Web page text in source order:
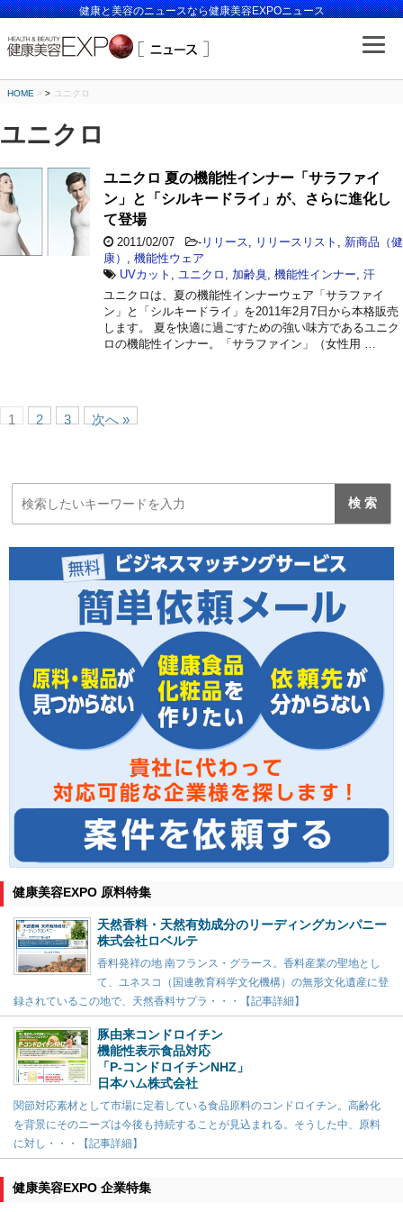
健康と美容のニュースなら健康美容EXPOニュース
HOME > ユニクロ
ユニクロ
ユニクロ 夏の機能性インナー「サラファイ
ン」と「シルキードライ」が、さらに進化し
て登場
2011/02/07 - リリース リリースリスト
新商品（健
康）
機能性ウェア
UVカット
ユニクロ 加齢臭 機能性インナー 汗
ユニクロは、夏の機能性インナーウェア「サラファイ
ン」と「シルキードライ」を2011年2月7日から本格販売
します。 夏を快適に過ごすための強い味方であるユニク
ロの機能性インナー。「サラファイン」（女性用 …
1 2 3 次へ »
健康美容EXPO 原料特集
天然香料・天然有効成分のリーディングカンパニー
株式会社ロベルテ
香料発祥の地 南フランス・グラース。香料産業の聖地とし
て、ユネスコ（国連教育科学文化機構）の無形文化遺産に登
録されているこの地で、天然香料サプラ・・・【記事詳細】
豚由来コンドロイチン
機能性表示食品対応
「P-コンドロイチンNHZ」
日本ハム株式会社
関節対応素材として市場に定着している食品原料のコンドロイチン。高齢化
を背景にそのニーズは今後も持続することが見込まれる。そうした中、原料
に対し・・・【記事詳細】
健康美容EXPO 企業特集